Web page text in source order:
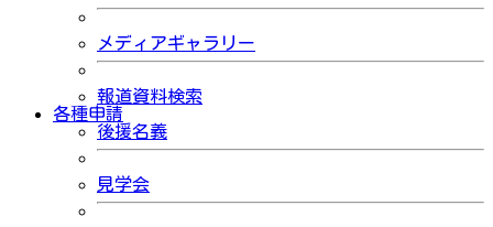
メディアギャラリー
報道資料検索
各種申請
後援名義
見学会